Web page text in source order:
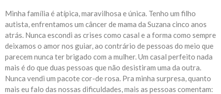
Minha família é atípica, maravilhosa e única. Tenho um filho
autista, enfrentamos um câncer de mama da Suzana cinco anos
atrás. Nunca escondi as crises como casal e a forma como sempre
deixamos o amor nos guiar, ao contrário de pessoas do meio que
parecem nunca ter brigado com a mulher. Um casal perfeito nada
mais é do que duas pessoas que não desistiram uma da outra.
Nunca vendi um pacote cor-de rosa. Pra minha surpresa, quanto
mais eu falo das nossas dificuldades, mais as pessoas comentam: